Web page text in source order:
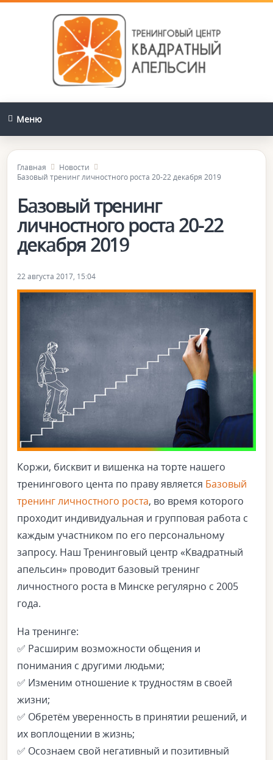
Меню
Главная
Новости
Базовый тренинг личностного роста 20-22 декабря 2019
Базовый тренинг
личностного роста 20-22
декабря 2019
22 августа 2017, 15:04
Коржи, бисквит и вишенка на торте нашего
тренингового цента по праву является Базовый
тренинг личностного роста, во время которого
проходит индивидуальная и групповая работа с
каждым участником по его персональному
запросу. Наш Тренинговый центр «Квадратный
апельсин» проводит базовый тренинг
личностного роста в Минске регулярно с 2005
года.
На тренинге:
✅ Расширим возможности общения и
понимания с другими людьми;
✅ Изменим отношение к трудностям в своей
жизни;
✅ Обретём уверенность в принятии решений, и
их воплощении в жизнь;
✅ Осознаем свой негативный и позитивный